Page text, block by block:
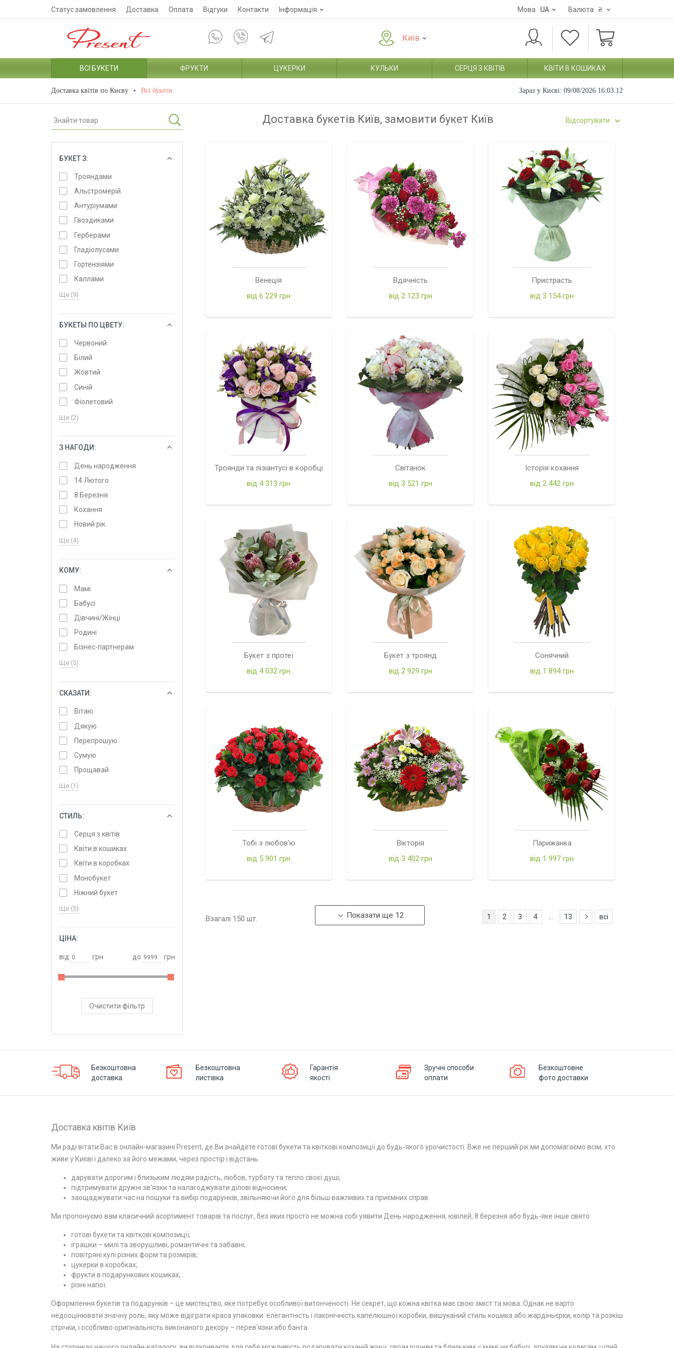
Статус замовлення Доставка Оплата Відгуки Контакти Інформація Мова UA Валюта ₴
Київ
ВСІ БУКЕТИ ФРУКТИ ЦУКЕРКИ КУЛЬКИ СЕРЦЯ З КВІТІВ КВІТИ В КОШИКАХ
Доставка квітів по Києву Всі букети Зараз у Києві: 09/08/2026 16:03:13
БУКЕТ З:
Трояндами
Альстромерій
Антуріумами
Гвоздиками
Герберами
Гладіолусами
Гортензіями
Каллами
Ще (9)
БУКЕТЫ ПО ЦВЕТУ:
Червоний
Білий
Жовтий
Синій
Фіолетовий
Ще (2)
З НАГОДИ:
День народження
14 Лютого
8 Березня
Кохання
Новий рік
Ще (4)
КОМУ:
Мамі
Бабусі
Дівчині/Жінці
Родині
Бізнес-партнерам
Ще (5)
СКАЗАТИ:
Вітаю
Дякую
Перепрошую
Сумую
Прощавай
Ще (1)
СТИЛЬ:
Серця з квітів
Квіти в кошиках
Квіти в коробках
Монобукет
Ніжний букет
Ще (5)
ЦІНА:
від грн до грн
Очистити фільтр
Доставка букетів Київ, замовити букет Київ Відсортувати
Венеція
від 6 229 грн
Вдячність
від 2 123 грн
Пристрасть
від 3 154 грн
Троянди та лізіантусі в коробці
від 4 313 грн
Світанок
від 3 521 грн
Історія кохання
від 2 442 грн
Букет з протеї
від 4 032 грн
Букет з троянд
від 2 929 грн
Сонячний
від 1 894 грн
Тобі з любов'ю
від 5 901 грн
Вікторія
від 3 402 грн
Парижанка
від 1 997 грн
Взагалі 150 шт. Показати ще 12 1 2 3 4 13 всі
Безкоштовна
доставка
Безкоштовна
листівка
Гарантія
якості
Зручні способи
оплати
Безкоштовне
фото доставки
Доставка квітів Київ
Ми раді вітати Вас в онлайн-магазині Present, де Ви знайдете готові букети та квіткові композиції до будь-якого урочистості. Вже не перший рік ми допомагаємо всім, хто
живе у Києві і далеко за його межами, через простір і відстань
дарувати дорогим і близьким людям радість, любов, турботу та тепло своєї душі;
підтримувати дружні зв'язки та налагоджувати ділові відносини;
заощаджувати час на пошуки та вибір подарунків, звільняючи його для більш важливих та приємних справ.
Ми пропонуємо вам класичний асортимент товарів та послуг, без яких просто не можна собі уявити День народження, ювілей, 8 березня або будь-яке інше свято:
готові букети та квіткові композиції;
іграшки – милі та зворушливі, романтичні та забавні;
повітряні кулі різних форм та розмірів;
цукерки в коробках;
фрукти в подарункових кошиках;
різні напої.
Оформлення букетів та подарунків – це мистецтво, яке потребує особливої ​​витонченості. Не секрет, що кожна квітка має свою зміст та мова. Однак не варто
недооцінювати значну роль, яку може відіграти краса упаковки: елегантність і лаконічність капелюшної коробки, вишуканий стиль кошика або жардіньєрки, колір та розкіш
стрічки, і особливо оригінальність виконаного декору – перев'язки або банта.